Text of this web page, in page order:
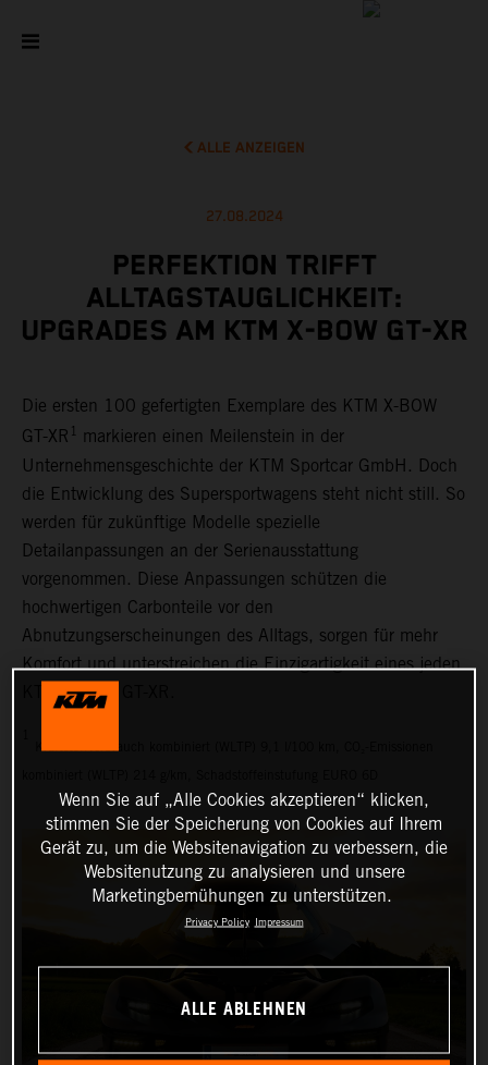
ALLE ANZEIGEN
27.08.2024
PERFEKTION TRIFFT
ALLTAGSTAUGLICHKEIT:
UPGRADES AM KTM X-BOW GT-XR
Die ersten 100 gefertigten Exemplare des KTM X-BOW
GT-XR 1 markieren einen Meilenstein in der
Unternehmensgeschichte der KTM Sportcar GmbH. Doch
die Entwicklung des Supersportwagens steht nicht still. So
werden für zukünftige Modelle spezielle
Detailanpassungen an der Serienausstattung
vorgenommen. Diese Anpassungen schützen die
hochwertigen Carbonteile vor den
Abnutzungserscheinungen des Alltags, sorgen für mehr
Komfort und unterstreichen die Einzigartigkeit eines jeden
KTM X-BOW GT-XR.
Wenn Sie auf „Alle Cookies akzeptieren“ klicken,
stimmen Sie der Speicherung von Cookies auf Ihrem
Gerät zu, um die Websitenavigation zu verbessern, die
Websitenutzung zu analysieren und unsere
Marketingbemühungen zu unterstützen.
Privacy Policy Impressum
ALLE ABLEHNEN